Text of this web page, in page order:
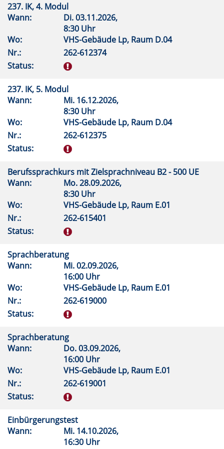
237. IK, 4. Modul
Wann:
Di.03.11.2026,
8:30 Uhr
Wo:
VHS-Gebäude Lp, Raum D.04
Nr.:
262-612374
Status:
237. IK, 5. Modul
Wann:
Mi. 16.12.2026,
8:30 Uhr
Wo:
VHS-Gebäude Lp, Raum D.04
Nr.:
262-612375
Status:
Berufssprachkurs mit Zielsprachniveau B2 - 500 UE
Wann:
Mo.28.09.2026,
8:30 Uhr
Wo:
VHS-Gebäude Lp, Raum E.01
Nr.:
262-615401
Status:
Sprachberatung
Wann:
Mi.02.09.2026,
16:00 Uhr
Wo:
VHS-Gebäude Lp, Raum E.01
Nr.:
262-619000
Status:
Sprachberatung
Wann:
Do.03.09.2026,
16:00 Uhr
Wo:
VHS-Gebäude Lp, Raum E.01
Nr.:
262-619001
Status:
Einbürgerungstest
Wann:
Mi. 14.10.2026,
16:30 Uhr